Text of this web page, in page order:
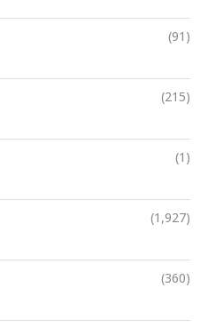
(91)
(215)
(1)
(1,927)
(360)